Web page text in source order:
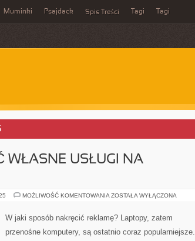
Muminki Psajdack Spis Treści Tagi Tagi
WŁASNE USŁUGI NA
MOŻLIWOŚĆ KOMENTOWANIA JAK
USŁUGI
NA
ZOSTAŁA WYŁĄCZONA
W jaki sposób nakręcić reklamę? Laptopy, zatem
przenośne komputery, są ostatnio coraz popularniejsze.